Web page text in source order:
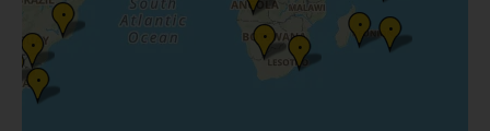
•
• •
•
• •
•